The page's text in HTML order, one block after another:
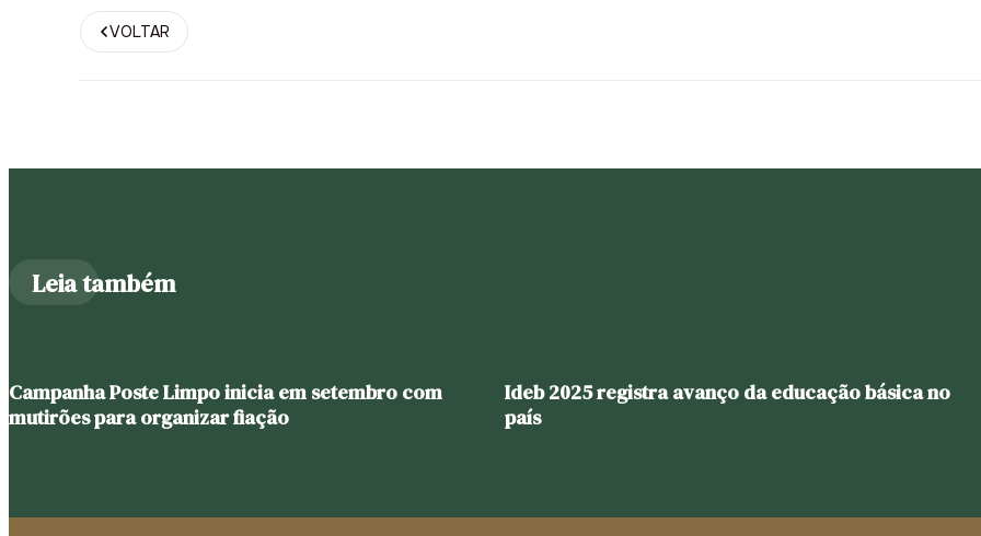
VOLTAR
Leia também
Campanha Poste Limpo inicia em setembro com
mutirões para organizar fiação
Ideb 2025 registra avanço da educação básica no
país